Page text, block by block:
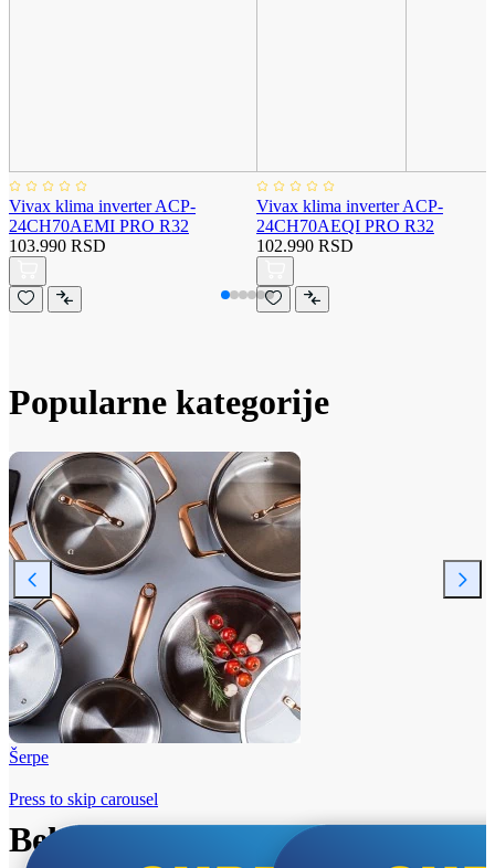
Vivax klima inverter ACP-
24CH70AEMI PRO R32
103.990 RSD
Vivax klima inverter ACP-
24CH70AEQI PRO R32
102.990 RSD
Popularne kategorije
Šerpe
Beko i Tesla super cene
Press to skip carousel